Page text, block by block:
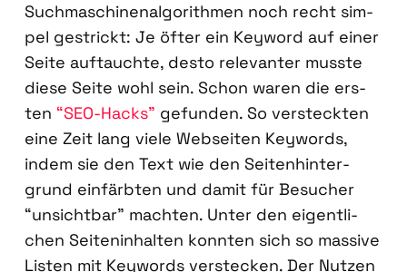
Such­ma­schi­nen­al­go­rith­men noch recht sim­
pel gestrickt: Je öfter ein Key­word auf einer
Sei­te auf­tauch­te, des­to rele­van­ter muss­te
die­se Sei­te wohl sein. Schon waren die ers­
ten “SEO-Hacks” gefun­den. So ver­steck­ten
eine Zeit lang vie­le Web­sei­ten Key­words,
indem sie den Text wie den Sei­ten­hin­ter­
grund ein­färb­ten und damit für Besu­cher
“unsicht­bar” mach­ten. Unter den eigent­li­
chen Sei­ten­in­hal­ten konn­ten sich so mas­si­ve
Lis­ten mit Key­words ver­ste­cken. Der Nut­zen